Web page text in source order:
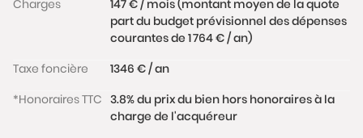
Charges
147 € / mois (montant moyen de la quote
part du budget prévisionnel des dépenses
courantes de 1 764 € / an)
Taxe foncière
1346 € / an
*Honoraires TTC 3.8% du prix du bien hors honoraires à la
charge de l'acquéreur